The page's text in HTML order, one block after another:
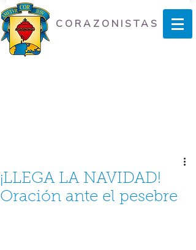
CORAZONISTAS
¡LLEGA LA NAVIDAD!
Oración ante el pesebre